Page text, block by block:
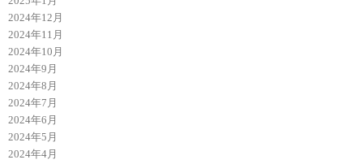
2024年12月
2024年11月
2024年10月
2024年9月
2024年8月
2024年7月
2024年6月
2024年5月
2024年4月